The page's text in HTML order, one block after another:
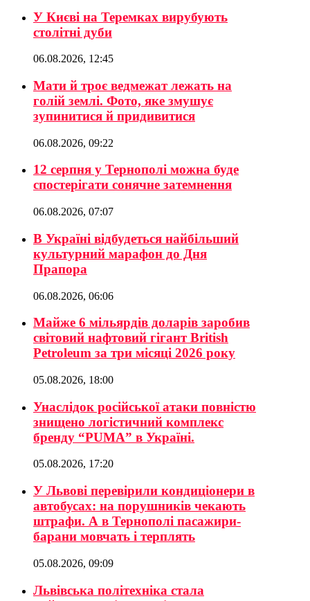
У Києві на Теремках вирубують
столітні дуби
06.08.2026, 12:45
Мати й троє ведмежат лежать на
голій землі. Фото, яке змушує
зупинитися й придивитися
06.08.2026, 09:22
12 серпня у Тернополі можна буде
спостерігати сонячне затемнення
06.08.2026, 07:07
В Україні відбудеться найбільший
культурний марафон до Дня
Прапора
06.08.2026, 06:06
Майже 6 мільярдів доларів заробив
світовий нафтовий гігант British
Petroleum за три місяці 2026 року
05.08.2026, 18:00
Унаслідок російської атаки повністю
знищено логістичний комплекс
бренду “PUMA” в Україні.
05.08.2026, 17:20
У Львові перевірили кондиціонери в
автобусах: на порушників чекають
штрафи. А в Тернополі пасажири-
барани мовчать і терплять
05.08.2026, 09:09
Львівська політехніка стала